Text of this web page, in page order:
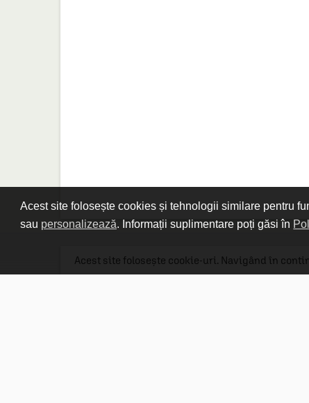
Acest site folosește cookies și tehnologii similare pentru
sau personalizează. Informații suplimentare poți găsi în
Linkuri utile
Acest site folosește cookie-uri. Navigând în